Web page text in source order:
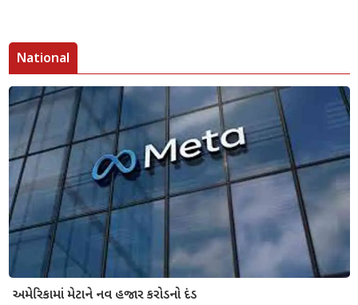
National
અમેરિકામાં મેટાને નવ હજાર કરોડનો દંડ